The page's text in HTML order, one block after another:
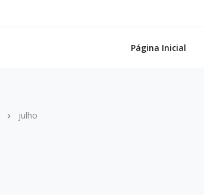
Página Inicial
julho